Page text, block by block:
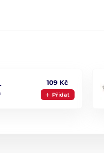
109 Kč
Přidat